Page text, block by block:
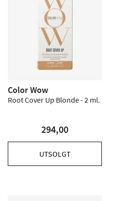
Color Wow
Root Cover Up Blonde - 2 ml.
294,00
UTSOLGT